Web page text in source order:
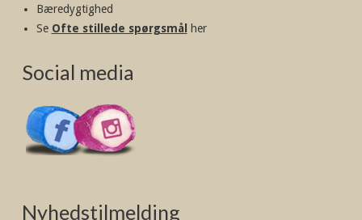
Bæredygtighed
Se Ofte stillede spørgsmål her
Social media
Nyhedstilmelding